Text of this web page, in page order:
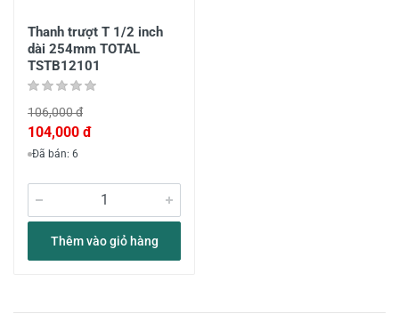
Thanh trượt T 1/2 inch
dài 254mm TOTAL
TSTB12101
106,000 đ
104,000 đ
Đã bán: 6
Thêm vào giỏ hàng